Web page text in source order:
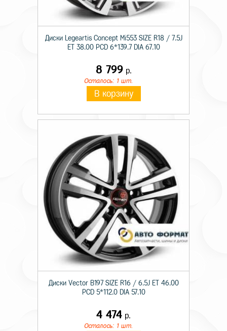
Диски Legeartis Concept Mi553 SIZE R18 / 7.5J
ET 38.00 PCD 6*139.7 DIA 67.10
8 799р.
Осталось: 1 шт.
В корзину
Диски Vector B197 SIZE R16 / 6.5J ET 46.00
PCD 5*112.0 DIA 57.10
4 474 р.
Осталось: 1 шт.